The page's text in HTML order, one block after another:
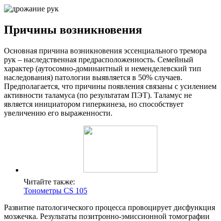
Причины возникновения
Основная причина возникновения эссенциального тремора
рук – наследственная предрасположенность. Семейный
характер (аутосомно-доминантный и неменделевский тип
наследования) патологии выявляется в 50% случаев.
Предполагается, что причины появления связаны с усилением
активности таламуса (по результатам ПЭТ). Таламус не
является инициатором гиперкинеза, но способствует
увеличению его выраженности.
Читайте также:
Тонометры CS 105
Развитие патологического процесса провоцирует дисфункция
мозжечка. Результаты позитронно-эмиссионной томографии